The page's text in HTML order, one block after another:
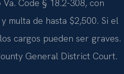
Code § 18.2-308, con
multa de hasta $2,500. Si el
cargos pueden ser graves.
General District Court.